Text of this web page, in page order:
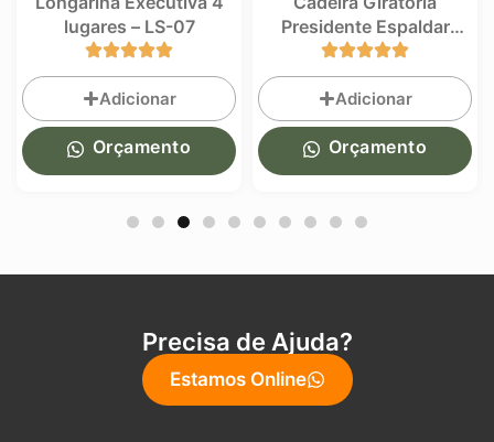
lugares – LS-07
Adicionar
Orçamento
Presidente Espaldar
Médio Sem Costura –
CP-15
Adicionar
Orçamento
Precisa de Ajuda?
Estamos Online